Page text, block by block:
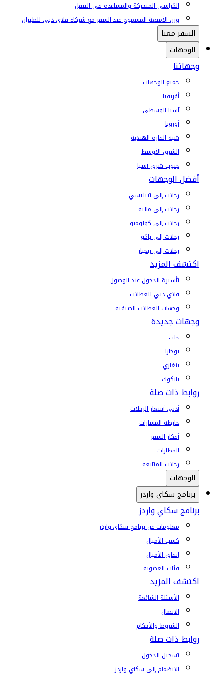
الكراسي المتحركة والمساعدة في التنقل
وزن الأمتعة المسموح عند السفر مع شركاء فلاي دبي للطيران
السفر معنا
الوجهات
وجهاتنا
جميع الوجهات
أفريقيا
آسيا الوسطى
أوروبا
شبه القارة الهندية
الشرق الأوسط
جنوب شرق آسيا
أفضل الوجهات
رحلات إلى تبيليسي
رحلات إلى ماليه
رحلات إلى كولومبو
رحلات إلى باكو
رحلات إلى زنجبار
اكتشف المزيد
تأشيرة الدخول عند الوصول
فلاي دبي للعطلات
وجهات العطلات الصيفية
وجهات جديدة
حلب
بوخارا
بنغازي
بانكوك
روابط ذات صلة
أدنى أسعار الرحلات
خارطة المسارات
أفكار السفر
المطارات
رحلات المتابعة
الوجهات
برنامج سكاي واردز
برنامج سكاي واردز
معلومات عن برنامج سكاي واردز
كسب الأميال
إنفاق الأميال
فئات العضوية
اكتشف المزيد
الأسئلة الشائعة
الاتصال
الشروط والأحكام
روابط ذات صلة
تسجيل الدخول
الانضمام إلى سكاي واردز